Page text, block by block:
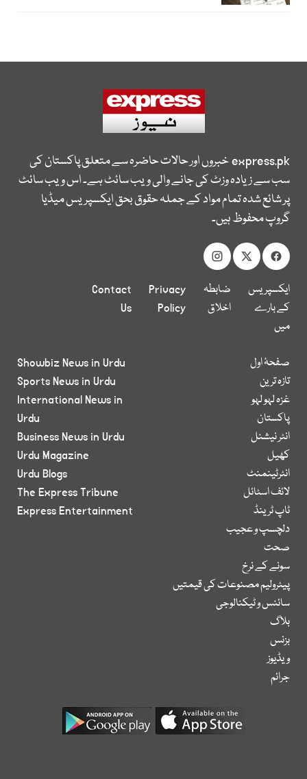
express.pkخبروں اور حالات حاضرہ سے متعلق پاکستان کی
سب سے زیادہ وزٹ کی جانے والی ویب سائٹ ہے۔ اس ویب سائٹ
پر شائع شدہ تمام مواد کے جملہ حقوق بحق ایکسپریس میڈیا
گروپ محفوظ ہیں۔
ایکسپریس
کے بارے
میں
ضابطہ
اخلاق
Privacy
Policy
Contact
Us
صفحۂ اول
تازہ ترین
غزہ لہو لہو
پاکستان
انٹر نیشنل
کھیل
انٹرٹینمنٹ
لائف اسٹائل
ٹاپ ٹرینڈ
دلچسپ و عجیب
صحت
سونے کے نرخ
پیٹرولیم مصنوعات کی قیمتیں
سائنس و ٹیکنالوجی
بلاگ
بزنس
ویڈیوز
جرائم
Showbiz News in Urdu
Sports News in Urdu
International News in
Urdu
Business News in Urdu
Urdu Magazine
Urdu Blogs
The Express Tribune
Express Entertainment